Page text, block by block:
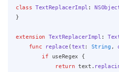
class TextReplacerImpl :
}
extension TextReplacerImpl :
func
replace (text: String ,
if useRegex {
return text.